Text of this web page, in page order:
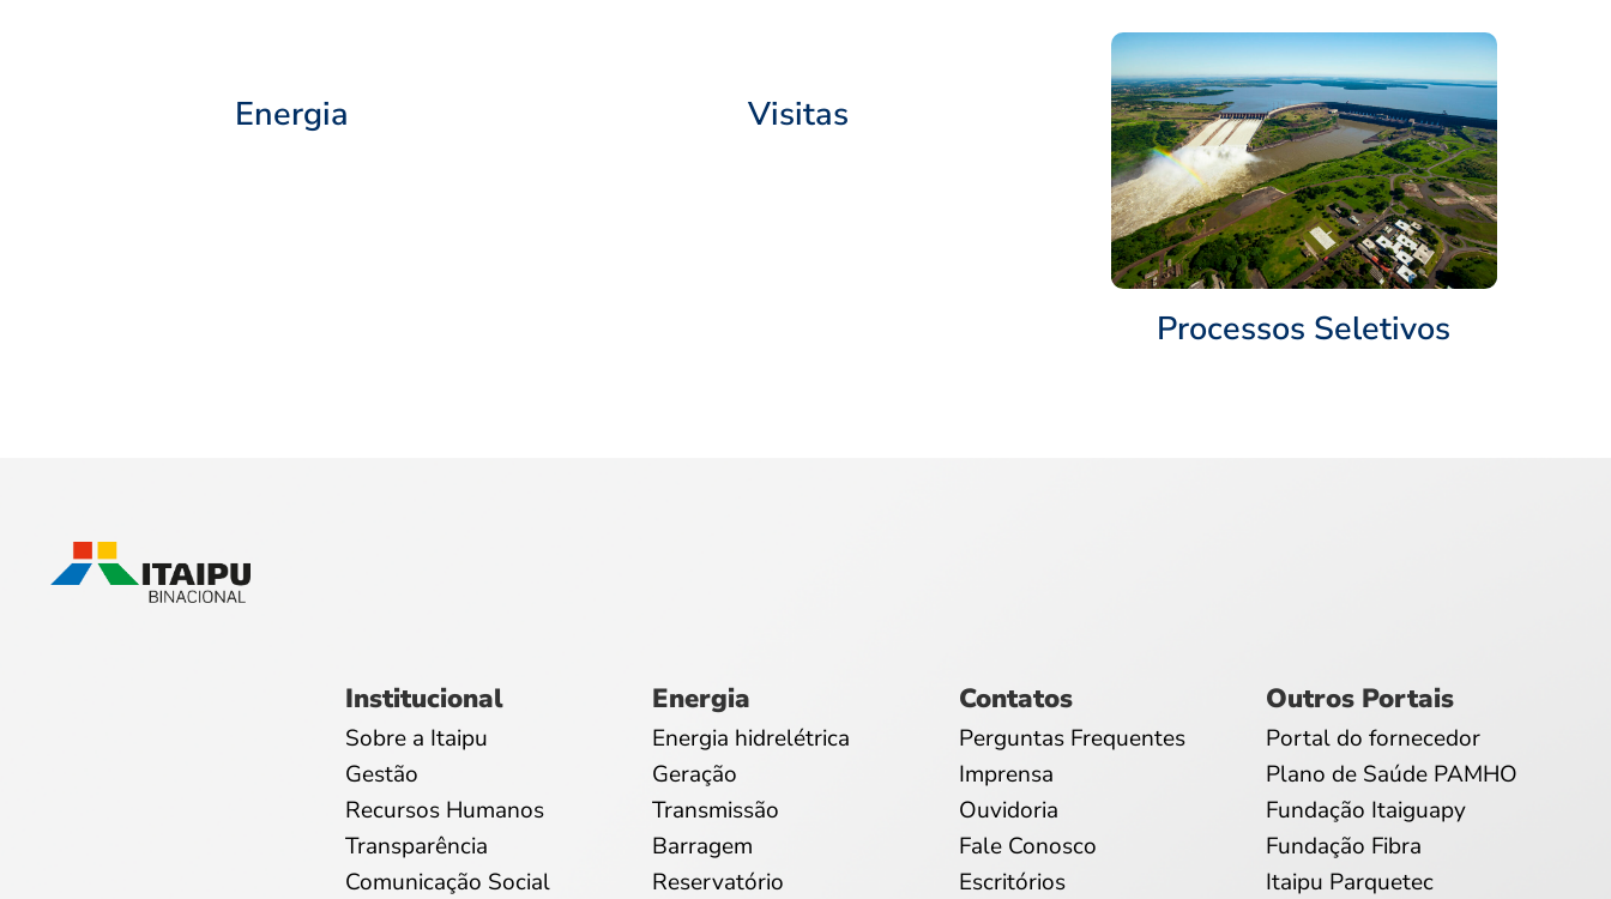
Energia Visitas
Processos Seletivos
Institucional
Sobre a Itaipu
Gestão
Recursos Humanos
Transparência
Comunicação Social
Energia
Energia hidrelétrica
Geração
Transmissão
Barragem
Reservatório
Contatos
Perguntas Frequentes
Imprensa
Ouvidoria
Fale Conosco
Escritórios
Outros Portais
Portal do fornecedor
Plano de Saúde PAMHO
Fundação Itaiguapy
Fundação Fibra
Itaipu Parquetec